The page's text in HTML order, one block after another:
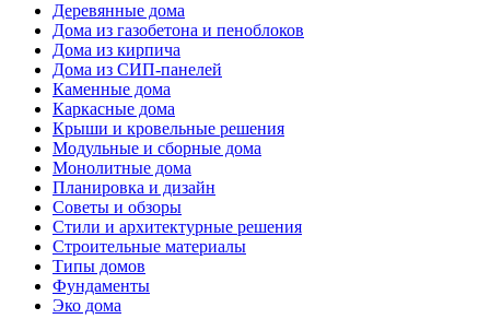
Деревянные дома
Дома из газобетона и пеноблоков
Дома из кирпича
Дома из СИП-панелей
Каменные дома
Каркасные дома
Крыши и кровельные решения
Модульные и сборные дома
Монолитные дома
Планировка и дизайн
Советы и обзоры
Стили и архитектурные решения
Строительные материалы
Типы домов
Фундаменты
Эко дома